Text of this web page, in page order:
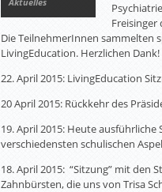
Die TeilnehmerInnen sammelten
LivingEducation. Herzlichen Dank!
22. April 2015: LivingEducation
20 April 2015: Rückkehr des
19. April 2015: Heute
verschiedensten schulischen
18. April 2015: “Sitzung” mit den
Zahnbürsten, die uns von Trisa